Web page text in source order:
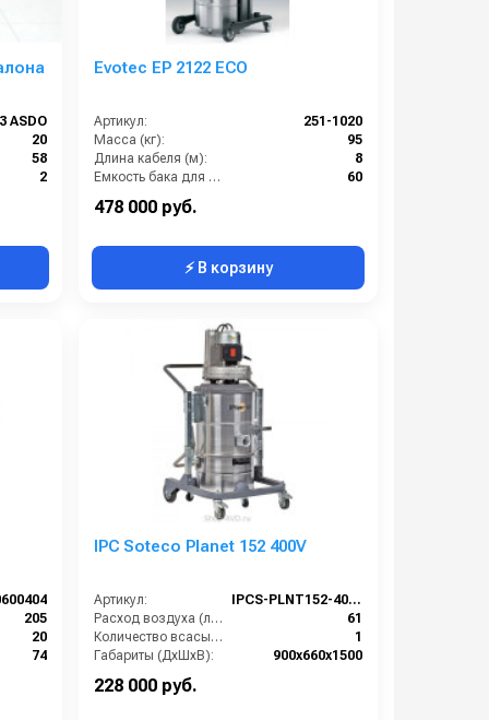
ASDO
20
58
2
Evotec EP 2122 ECO
Артикул:
251-1020
Масса (кг):
95
Длина кабеля (м):
8
Емкость бака для мусора (л):
60
478 000 руб.
⚡ В корзину
205
20
74
IPC Soteco Planet 152 400V
Артикул:
IPCS-PLNT152-400V
Расход воздуха (л/сек):
61
Количество всасывающих турбин (шт):
1
Габариты (ДхШхВ):
900х660х1500
228 000 руб.